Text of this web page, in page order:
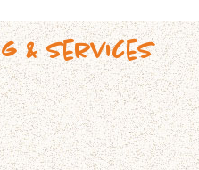
& Services